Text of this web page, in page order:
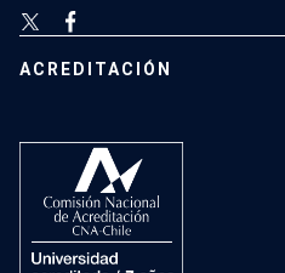
ACREDITACIÓN